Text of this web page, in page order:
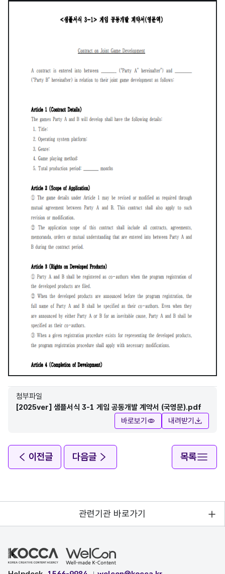
첨부파일
[2025ver] 샘플서식 3-1 게임 공동개발 계약서 (국영문).pdf
바로보기
내려받기
이전글 다음글 목록
관련기관 바로가기